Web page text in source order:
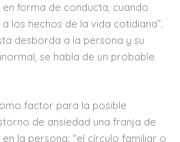
forma de conducta, cuando
los hechos de la vida cotidiana”.
desborda a la persona y su
se habla de un probable
factor para la posible
de ansiedad una franja de
la persona: “el círculo familiar o